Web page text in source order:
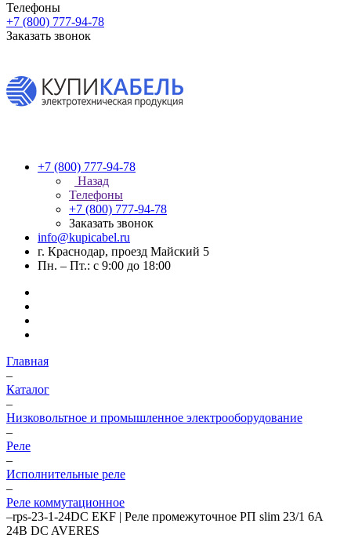
Телефоны
+7 (800) 777-94-78
Заказать звонок
+7 (800) 777-94-78
Назад
Телефоны
+7 (800) 777-94-78
Заказать звонок
info@kupicabel.ru
г. Краснодар, проезд Майский 5
Пн. – Пт.: с 9:00 до 18:00
Главная
–
Каталог
–
Низковольтное и промышленное электрооборудование
–
Реле
–
Исполнительные реле
–
Реле коммутационное
–rps-23-1-24DC EKF | Реле промежуточное РП slim 23/1 6А
24В DC AVERES